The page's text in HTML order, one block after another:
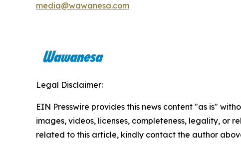
media@wawanesa.com
Legal Disclaimer:
EIN Presswire provides this news content "as is"
images, videos, licenses, completeness, legality, or
related to this article, kindly contact the author